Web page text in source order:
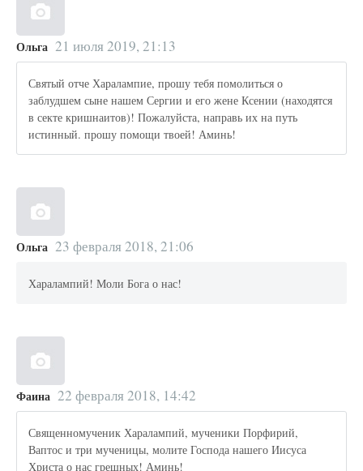
Ольга 21 июля 2019, 21:13
Святый отче Харалампие, прошу тебя помолиться о
заблудшем сыне нашем Сергии и его жене Ксении (находятся
в секте кришнаитов)! Пожалуйста, направь их на путь
истинный. прошу помощи твоей! Аминь!
Ольга 23 февраля 2018, 21:06
Харалампий! Моли Бога о нас!
Фаина 22 февраля 2018, 14:42
Священномученик Харалампий, мученики Порфирий,
Ваптос и три мученицы, молите Господа нашего Иисуса
Христа о нас грешных! Аминь!